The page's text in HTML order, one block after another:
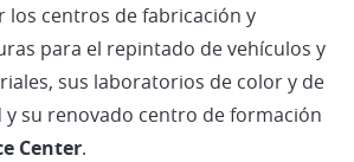
los centros de fabricación y
para el repintado de vehículos y
sus laboratorios de color y de
su renovado centro de formación
Center.